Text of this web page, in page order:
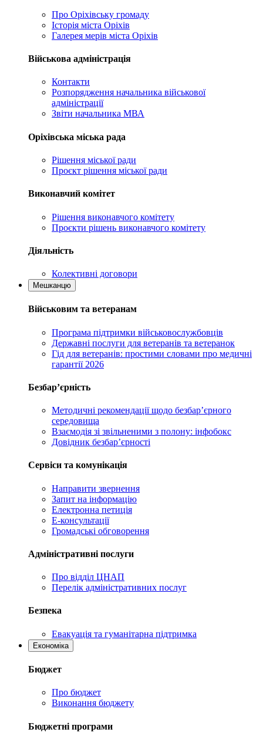
Про Оріхівську громаду
Історія міста Оріхів
Галерея мерів міста Оріхів
Військова адміністрація
Контакти
Розпорядження начальника військової
адміністрації
Звіти начальника МВА
Оріхівська міська рада
Рішення міської ради
Проєкт рішення міської ради
Виконавчий комітет
Рішення виконавчого комітету
Проєкти рішень виконавчого комітету
Діяльність
Колективні договори
Мешканцю
Військовим та ветеранам
Програма підтримки військовослужбовців
Державні послуги для ветеранів та ветеранок
Гід для ветеранів: простими словами про медичні
гарантії 2026
Безбар’єрність
Методичні рекомендації щодо безбар’єрного
середовища
Взаємодія зі звільненими з полону: інфобокс
Довідник безбар’єрності
Сервіси та комунікація
Направити звернення
Запит на інформацію
Електронна петиція
Е-консультації
Громадські обговорення
Адміністративні послуги
Про відділ ЦНАП
Перелік адміністративних послуг
Безпека
Евакуація та гуманітарна підтримка
Економіка
Бюджет
Про бюджет
Виконання бюджету
Бюджетні програми